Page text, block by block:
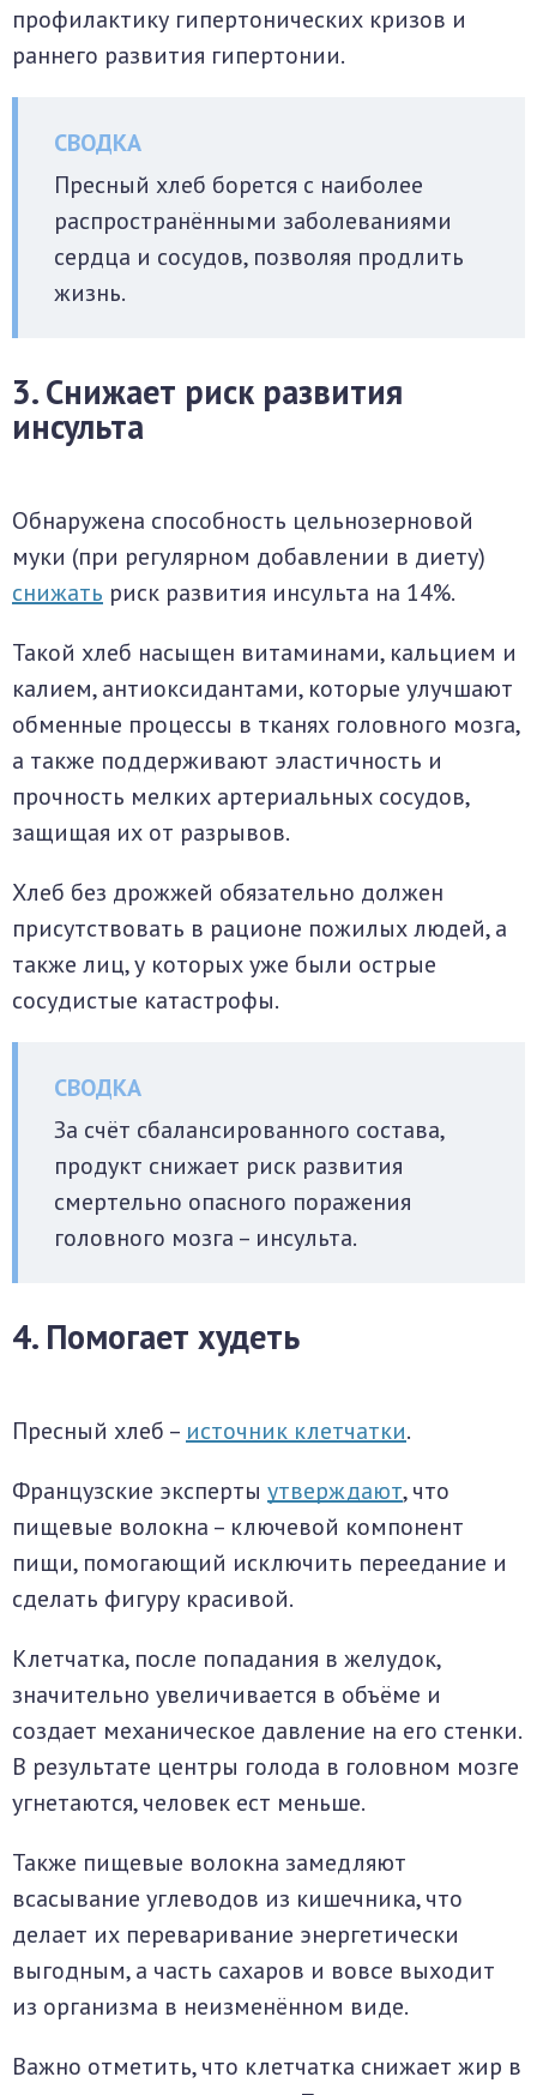
профилактику гипертонических кризов и
раннего развития гипертонии.
Пресный хлеб борется с наиболее
распространёнными заболеваниями
сердца и сосудов, позволяя продлить
жизнь.
3. Снижает риск развития
инсульта
Обнаружена способность цельнозерновой
муки (при регулярном добавлении в диету)
снижать риск развития инсульта на 14%.
Такой хлеб насыщен витаминами, кальцием и
калием, антиоксидантами, которые улучшают
обменные процессы в тканях головного мозга,
а также поддерживают эластичность и
прочность мелких артериальных сосудов,
защищая их от разрывов.
Хлеб без дрожжей обязательно должен
присутствовать в рационе пожилых людей, а
также лиц, у которых уже были острые
сосудистые катастрофы.
За счёт сбалансированного состава,
продукт снижает риск развития
смертельно опасного поражения
головного мозга – инсульта.
4. Помогает худеть
Пресный хлеб – источник клетчатки.
Французские эксперты утверждают, что
пищевые волокна – ключевой компонент
пищи, помогающий исключить переедание и
сделать фигуру красивой.
Клетчатка, после попадания в желудок,
значительно увеличивается в объёме и
создает механическое давление на его стенки.
В результате центры голода в головном мозге
угнетаются, человек ест меньше.
Также пищевые волокна замедляют
всасывание углеводов из кишечника, что
делает их переваривание энергетически
выгодным, а часть сахаров и вовсе выходит
из организма в неизменённом виде.
Важно отметить, что клетчатка снижает жир в